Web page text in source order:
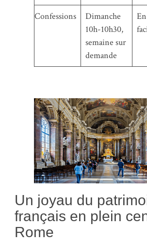
Confessions
Dimanche
10h-10h30,
semaine sur
demande
Un joyau du
français en plein
Rome